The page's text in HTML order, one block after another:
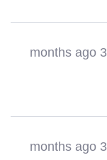
3 months ago
3 months ago